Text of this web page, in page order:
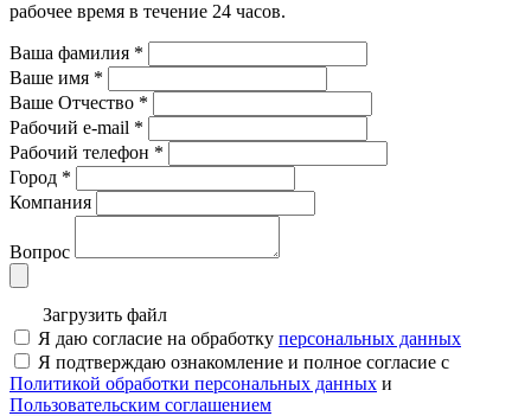
рабочее время в течение 24 часов.
Ваша фамилия *
Ваше имя *
Ваше Отчество *
Рабочий e-mail *
Рабочий телефон *
Город *
Компания
Вопрос
Загрузить файл
Я даю согласие на обработку персональных данных
Я подтверждаю ознакомление и полное согласие с
Политикой обработки персональных данных и
Пользовательским соглашением